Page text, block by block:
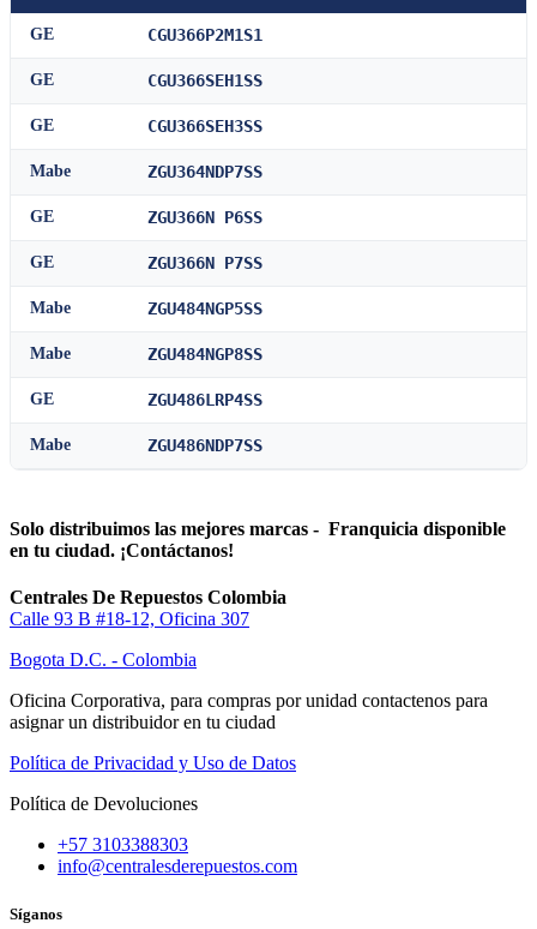
GE CGU366P2M1S1
GE CGU366SEH1SS
GE CGU366SEH3SS
Mabe ZGU364NDP7SS
GE ZGU366N P6SS
GE ZGU366N P7SS
Mabe ZGU484NGP5SS
Mabe ZGU484NGP8SS
GE ZGU486LRP4SS
Mabe ZGU486NDP7SS
Solo distribuimos las mejores marcas - Franquicia disponible
en tu ciudad. ¡Contáctanos!
Centrales De Repuestos Colombia
Calle 93 B #18-12, Oficina 307
Bogota D.C. - Colombia
Oficina Corporativa, para compras por unidad contactenos para
asignar un distribuidor en tu ciudad
Política de Privacidad y Uso de Datos
Política de Devoluciones
+57 3103388303
info@centralesderepuestos.com
Síganos